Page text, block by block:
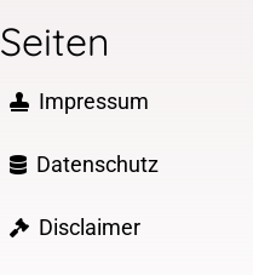
Seiten
Impressum
Datenschutz
Disclaimer